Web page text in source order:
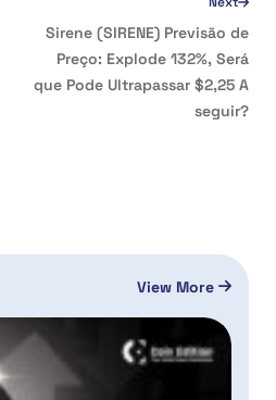
Sirene (SIRENE) Previsão de
Preço: Explode 132%, Será
que Pode Ultrapassar $2,25 A
seguir?
View More